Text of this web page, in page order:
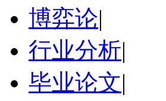
博弈论|
行业分析|
毕业论文|